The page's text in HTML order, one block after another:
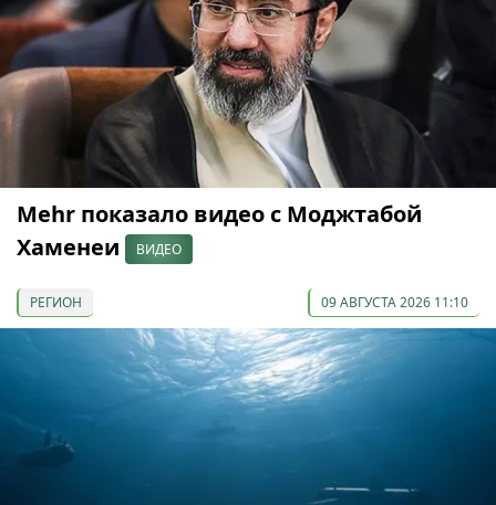
Mehr показало видео с Моджтабой
Хаменеи
ВИДЕО
РЕГИОН 09 АВГУСТА 2026 11:10